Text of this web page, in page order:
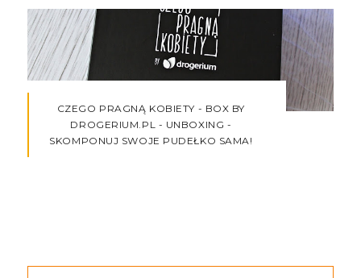
CZEGO PRAGNĄ KOBIETY - BOX BY
DROGERIUM.PL - UNBOXING -
SKOMPONUJ SWOJE PUDEŁKO SAMA!